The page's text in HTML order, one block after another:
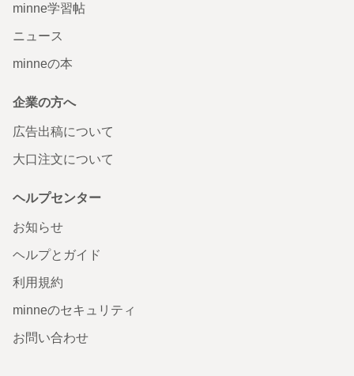
minne学習帖
ニュース
minneの本
企業の方へ
広告出稿について
大口注文について
ヘルプセンター
お知らせ
ヘルプとガイド
利用規約
minneのセキュリティ
お問い合わせ